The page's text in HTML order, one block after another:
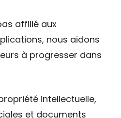
affilié aux
nous aidons
à progresser dans
intellectuelle,
et documents